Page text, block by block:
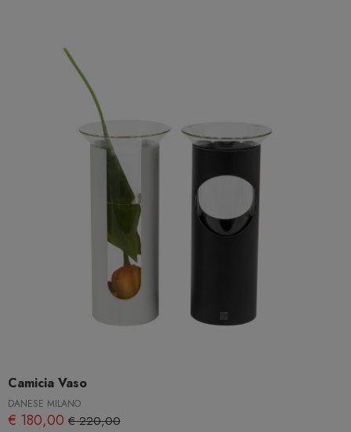
Camicia Vaso
DANESE MILANO
€ 180,00 € 220,00